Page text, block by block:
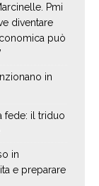
Pmi
diventare
può
in
fede: il triduo
in
e preparare